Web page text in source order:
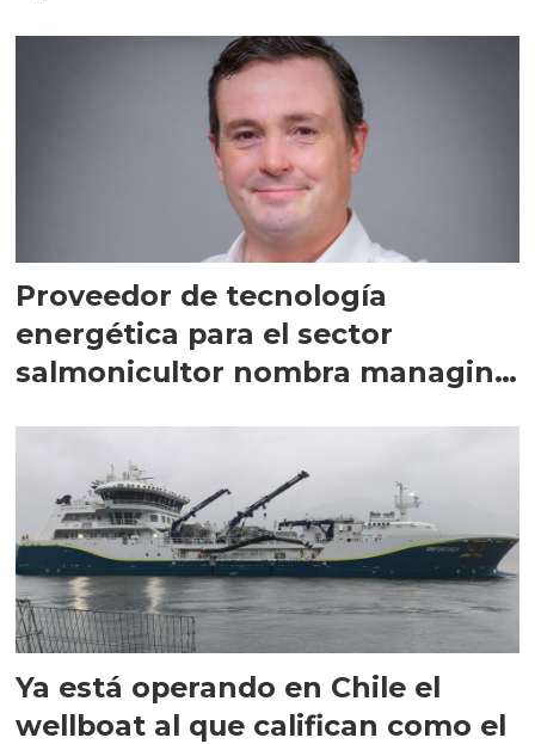
Proveedor de tecnología
energética para el sector
salmonicultor nombra managing
Ya está operando en Chile el
wellboat al que califican como el